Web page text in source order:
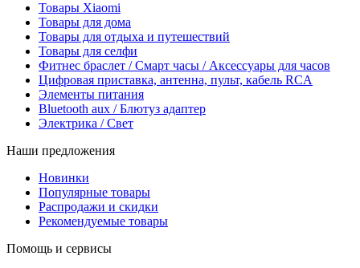
Товары Xiaomi
Товары для дома
Товары для отдыха и путешествий
Товары для селфи
Фитнес браслет / Смарт часы / Аксессуары для часов
Цифровая приставка, антенна, пульт, кабель RCA
Элементы питания
Bluetooth aux / Блютуз адаптер
Электрика / Свет
Наши предложения
Новинки
Популярные товары
Распродажи и скидки
Рекомендуемые товары
Помощь и сервисы